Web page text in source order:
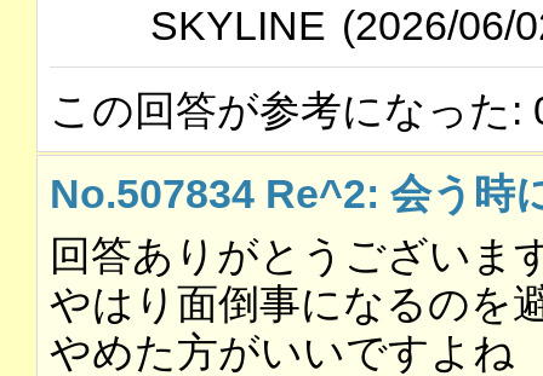
SKYLINE (2026/06/
この回答が参考になっ
No.507834 Re^2: 会う時
回答ありがとうございま
やはり面倒事になるのを
やめた方がいいですよね